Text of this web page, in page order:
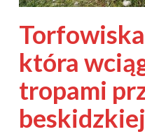
która
tropami
beskidzkiej